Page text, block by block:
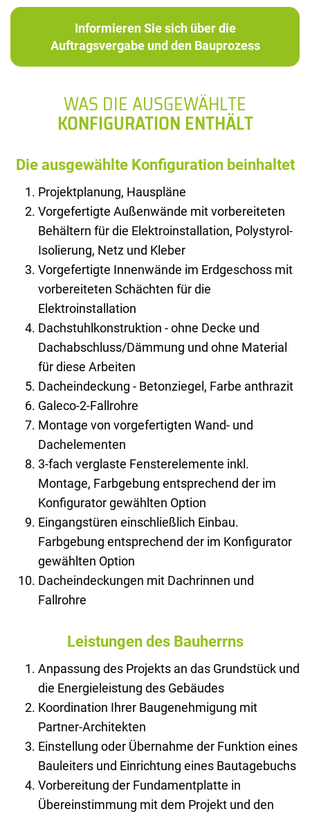
Informieren Sie sich über die
Auftragsvergabe und den Bauprozess
WAS DIE AUSGEWÄHLTE
KONFIGURATION ENTHÄLT
Die ausgewählte Konfiguration beinhaltet
Projektplanung, Hauspläne
Vorgefertigte Außenwände mit vorbereiteten
Behältern für die Elektroinstallation, Polystyrol-
Isolierung, Netz und Kleber
Vorgefertigte Innenwände im Erdgeschoss mit
vorbereiteten Schächten für die
Elektroinstallation
Dachstuhlkonstruktion - ohne Decke und
Dachabschluss/Dämmung und ohne Material
für diese Arbeiten
Dacheindeckung - Betonziegel, Farbe anthrazit
Galeco-2-Fallrohre
Montage von vorgefertigten Wand- und
Dachelementen
3-fach verglaste Fensterelemente inkl.
Montage, Farbgebung entsprechend der im
Konfigurator gewählten Option
Eingangstüren einschließlich Einbau.
Farbgebung entsprechend der im Konfigurator
gewählten Option
Dacheindeckungen mit Dachrinnen und
Fallrohre
Leistungen des Bauherrns
Anpassung des Projekts an das Grundstück und
die Energieleistung des Gebäudes
Koordination Ihrer Baugenehmigung mit
Partner-Architekten
Einstellung oder Übernahme der Funktion eines
Bauleiters und Einrichtung eines Bautagebuchs
Vorbereitung der Fundamentplatte in
Übereinstimmung mit dem Projekt und den